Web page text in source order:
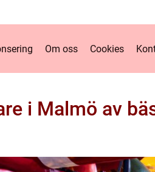
Om oss Cookies
i Malmö av